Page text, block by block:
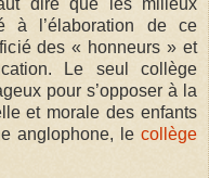
dire que les milieux
à l’élaboration de ce
des « honneurs » et
Le seul collège
pour s’opposer à la
et morale des enfants
anglophone, le collège